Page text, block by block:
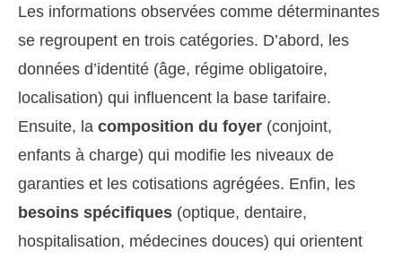
Les informations observées comme déterminantes
se regroupent en trois catégories. D’abord, les
données d’identité (âge, régime obligatoire,
localisation) qui influencent la base tarifaire.
Ensuite, la composition du foyer (conjoint,
enfants à charge) qui modifie les niveaux de
garanties et les cotisations agrégées. Enfin, les
besoins spécifiques (optique, dentaire,
hospitalisation, médecines douces) qui orientent